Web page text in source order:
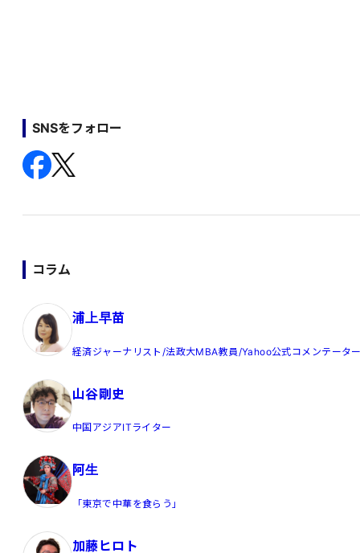
SNSをフォロー
コラム
浦上早苗
経済ジャーナリスト/法政大MBA教員/Yahoo公式コメンテータ
山谷剛史
中国アジアITライター
阿生
「東京で中華を食らう」
加藤ヒロト